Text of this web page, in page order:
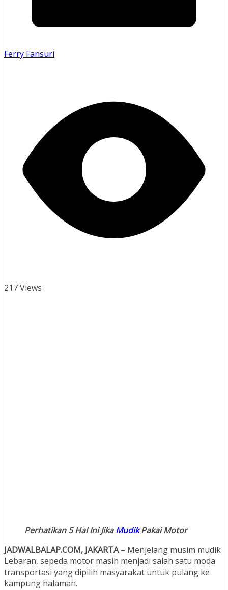
Ferry Fansuri
217 Views
Perhatikan 5 Hal Ini JikaMudikPakai Motor
JADWALBALAP.COM, JAKARTA– Menjelang musim mudik
Lebaran, sepeda motor masih menjadi salah satu moda
transportasi yang dipilih masyarakat untuk pulang ke
kampung halaman.